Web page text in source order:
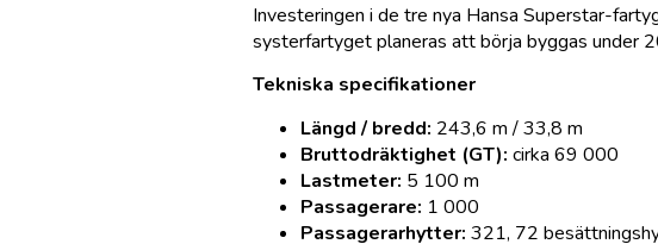
Investeringen i de tre nya Hansa Superstar-
systerfartyget planeras att börja byggas under
Tekniska specifikationer
Längd / bredd: 243,6 m / 33,8 m
Bruttodräktighet (GT): cirka 69 000
Lastmeter: 5 100 m
Passagerare: 1 000
Passagerarhytter: 321, 72